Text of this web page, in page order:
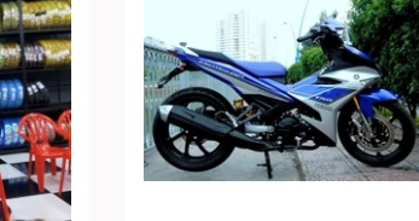
Cho vào giỏ hàng